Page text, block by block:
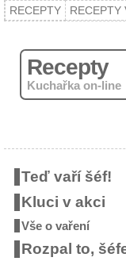
RECEPTY RECEPTY
Recepty
Kuchařka on-line
Teď vaří šéf!
Kluci v akci
Vše o vaření
Rozpal to,